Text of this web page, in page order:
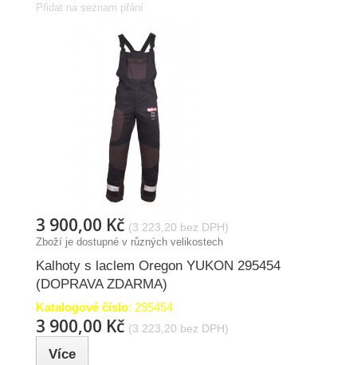
Přidat na seznam přání
3 900,00 Kč (3 223,20 bez DPH)
Zboží je dostupné v různých velikostech
Kalhoty s laclem Oregon YUKON 295454
(DOPRAVA ZDARMA)
Katalogové číslo: 295454
3 900,00 Kč (3 223,20 bez DPH)
Více